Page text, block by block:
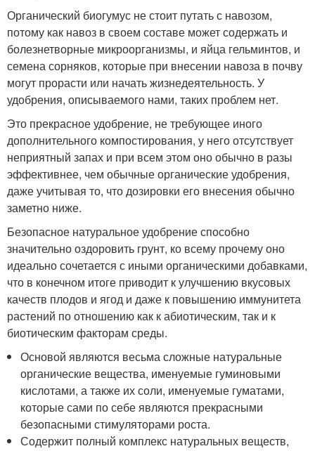
Органический биогумус не стоит путать с навозом,
потому как навоз в своем составе может содержать и
болезнетворные микроорганизмы, и яйца гельминтов, и
семена сорняков, которые при внесении навоза в почву
могут прорасти или начать жизнедеятельность. У
удобрения, описываемого нами, таких проблем нет.
Это прекрасное удобрение, не требующее иного
дополнительного компостирования, у него отсутствует
неприятный запах и при всем этом оно обычно в разы
эффективнее, чем обычные органические удобрения,
даже учитывая то, что дозировки его внесения обычно
заметно ниже.
Безопасное натуральное удобрение способно
значительно оздоровить грунт, ко всему прочему оно
идеально сочетается с иными органическими добавками,
что в конечном итоге приводит к улучшению вкусовых
качеств плодов и ягод и даже к повышению иммунитета
растений по отношению как к абиотическим, так и к
биотическим факторам среды.
Основой являются весьма сложные натуральные
органические вещества, именуемые гуминовыми
кислотами, а также их соли, именуемые гуматами,
которые сами по себе являются прекрасными
безопасными стимуляторами роста.
Содержит полный комплекс натуральных веществ,